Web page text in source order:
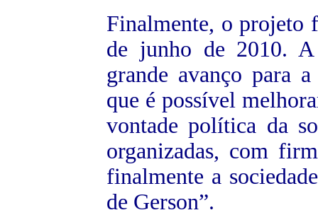
Finalmente, o projeto
de junho de 2010. A
grande avanço para
que é possível
vontade política da
organizadas, com
finalmente a
de Gerson”.